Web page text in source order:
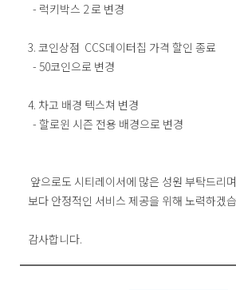
- 럭키박스 2 로 변경
3. 코인상점 CCS데이터칩 가격 할인 종료
- 50코인으로 변경
4. 차고 배경 텍스쳐 변경
- 할로윈 시즌 전용 배경으로 변경
앞으로도 시티레이서에 많은 성원 부탁드리
보다 안정적인 서비스 제공을 위해 노력하겠
감사합니다.